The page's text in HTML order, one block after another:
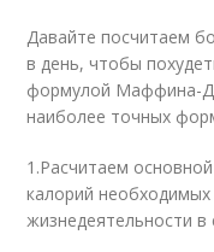
Давайте посчитаем
в день, чтобы
формулой Маффина-
наиболее точных
1.Расчитаем
калорий
жизнедеятельности